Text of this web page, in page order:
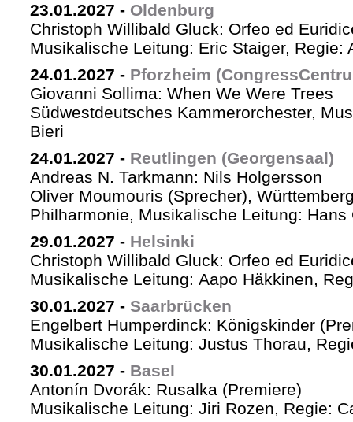
23.01.2027 - Oldenburg
Christoph Willibald Gluck: Orfeo ed
Musikalische Leitung: Eric Staiger, Regie:
24.01.2027 - Pforzheim
Giovanni Sollima: When We Were Trees
Südwestdeutsches Kammerorchester,
Bieri
24.01.2027 - Reutlingen (Georgensaal)
Andreas N. Tarkmann: Nils Holgersson
Oliver Moumouris (Sprecher),
Philharmonie, Musikalische Leitung: Hans
29.01.2027 - Helsinki
Christoph Willibald Gluck: Orfeo ed
Musikalische Leitung: Aapo Häkkinen,
30.01.2027 - Saarbrücken
Engelbert Humperdinck: Königskinder
Musikalische Leitung: Justus Thorau,
30.01.2027 - Basel
Antonín Dvorák: Rusalka (Premiere)
Musikalische Leitung: Jiri Rozen, Regie: